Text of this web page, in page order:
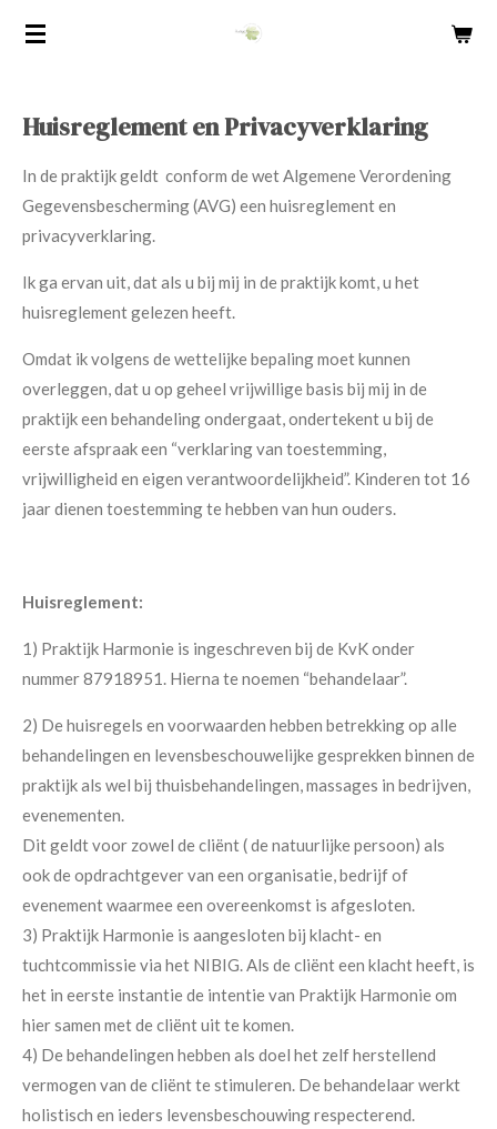
Ga
de
hoofdinhoud
Huisreglement en Privacyverklaring
In de praktijk geldt conform de wet Algemene Verordening
Gegevensbescherming (AVG) een huisreglement en
privacyverklaring.
Ik ga ervan uit, dat als u bij mij in de praktijk komt, u het
huisreglement gelezen heeft.
Omdat ik volgens de wettelijke bepaling moet kunnen
overleggen, dat u op geheel vrijwillige basis bij mij in de
praktijk een behandeling ondergaat, ondertekent u bij de
eerste afspraak een “verklaring van toestemming,
vrijwilligheid en eigen verantwoordelijkheid”. Kinderen tot 16
jaar dienen toestemming te hebben van hun ouders.
Huisreglement:
1) Praktijk Harmonie is ingeschreven bij de KvK onder
nummer 87918951. Hierna te noemen “behandelaar”.
2) De huisregels en voorwaarden hebben betrekking op alle
behandelingen en levensbeschouwelijke gesprekken binnen de
praktijk als wel bij thuisbehandelingen, massages in bedrijven,
evenementen.
Dit geldt voor zowel de cliënt ( de natuurlijke persoon) als
ook de opdrachtgever van een organisatie, bedrijf of
evenement waarmee een overeenkomst is afgesloten.
3) Praktijk Harmonie is aangesloten bij klacht- en
tuchtcommissie via het NIBIG. Als de cliënt een klacht heeft, is
het in eerste instantie de intentie van Praktijk Harmonie om
hier samen met de cliënt uit te komen.
4) De behandelingen hebben als doel het zelf herstellend
vermogen van de cliënt te stimuleren. De behandelaar werkt
holistisch en ieders levensbeschouwing respecterend.